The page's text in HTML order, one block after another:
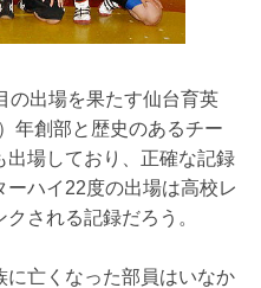
出場を果たす仙台育英
年創部と歴史のあるチー
出場しており、正確な記録
ハイ22度の出場は高校レ
される記録だろう。
亡くなった部員はいなか